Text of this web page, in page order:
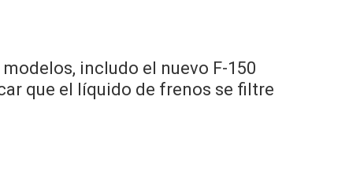
includo el nuevo F-150
que el líquido de frenos se filtre